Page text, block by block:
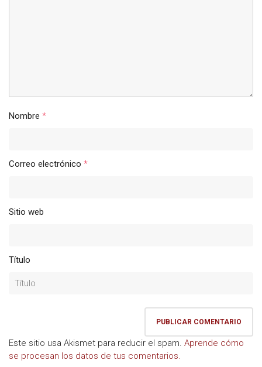
Nombre *
Correo electrónico *
Sitio web
Título
Este sitio usa Akismet para reducir el spam. Aprende cómo
se procesan los datos de tus comentarios.